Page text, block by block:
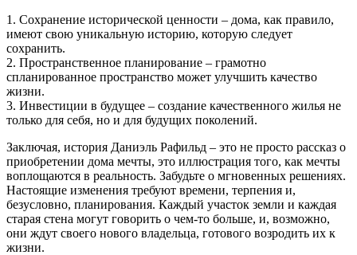
1. Сохранение исторической ценности – дома, как правило,
имеют свою уникальную историю, которую следует
сохранить.
2. Пространственное планирование – грамотно
спланированное пространство может улучшить качество
жизни.
3. Инвестиции в будущее – создание качественного жилья не
только для себя, но и для будущих поколений.
Заключая, история Даниэль Рафильд – это не просто рассказ о
приобретении дома мечты, это иллюстрация того, как мечты
воплощаются в реальность. Забудьте о мгновенных решениях.
Настоящие изменения требуют времени, терпения и,
безусловно, планирования. Каждый участок земли и каждая
старая стена могут говорить о чем-то больше, и, возможно,
они ждут своего нового владельца, готового возродить их к
жизни.